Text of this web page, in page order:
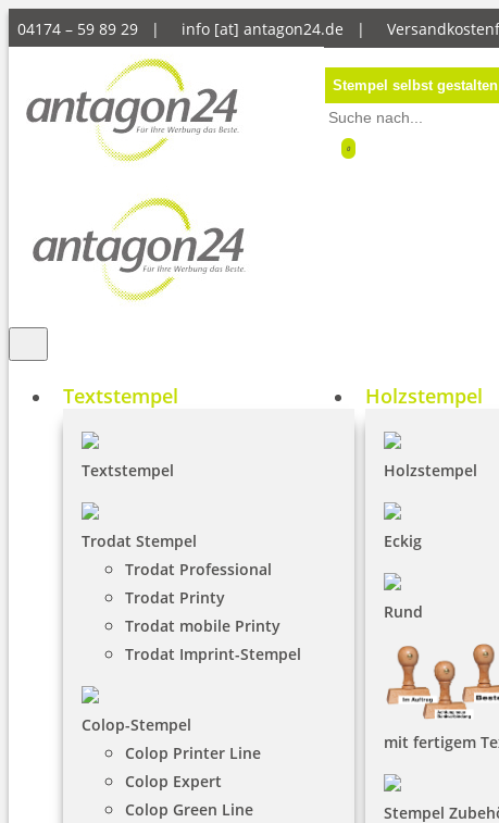
04174 – 59 89 29 | info [at] antagon24.de |
Stempel selbst gestalten
0
Textstempel
Textstempel
Trodat Stempel
Trodat Professional
Trodat Printy
Trodat mobile Printy
Trodat Imprint-Stempel
Colop-Stempel
Colop Printer Line
Colop Expert
Colop Green Line
Holzstempel
Holzstempel
Eckig
Rund
mit fertigem
Stempel